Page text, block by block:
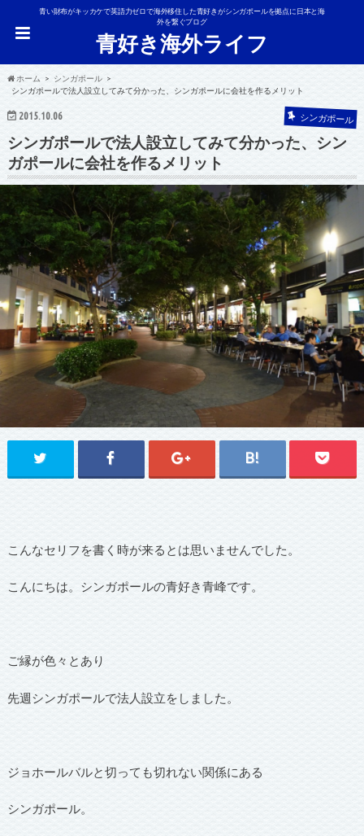
青い財布がキッカケで英語力ゼロで海外移住した青好きがシンガポールを拠点に日本と海
外を繋ぐブログ
青好き海外ライフ
ホーム
シンガポール
シンガポールで法人設立してみて分かった、シンガポールに会社を作るメリット
2015.10.06 シンガポール
シンガポールで法人設立してみて分かった、シン
ガポールに会社を作るメリット
こんなセリフを書く時が来るとは思いませんでした。
こんにちは。シンガポールの青好き青峰です。
ご縁が色々とあり
先週シンガポールで法人設立をしました。
ジョホールバルと切っても切れない関係にある
シンガポール。